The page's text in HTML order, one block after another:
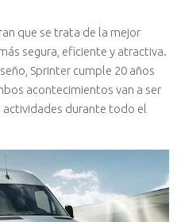
que se trata de la mejor
segura, eficiente y atractiva.
Sprinter cumple 20 años
acontecimientos van a ser
actividades durante todo el